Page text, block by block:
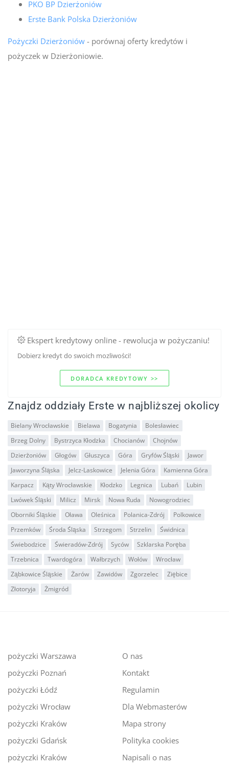
PKO BP Dzierżoniów
Erste Bank Polska Dzierżoniów
Pożyczki Dzierżoniów- porównaj oferty kredytów i
pożyczek w Dzierżoniowie.
Ekspert kredytowy online - rewolucja w pożyczaniu!
Dobierz kredyt do swoich mozliwości!
DORADCA KREDYTOWY >>
Znajdz oddziały Erste w najbliższej okolicy
Bielany Wrocławskie Bielawa Bogatynia
Bolesławiec
Brzeg Dolny
Bystrzyca Kłodzka Chocianów
Chojnów
Dzierżoniów
Głogów Głuszyca Góra Gryfów Śląski
Jawor
Jaworzyna Śląska
Jelcz-Laskowice Jelenia Góra
Kamienna Góra
Karpacz
Kąty Wrocławskie Kłodzko Legnica Lubań
Lubin
Lwówek Śląski
Milicz Mirsk Nowa Ruda
Nowogrodziec
Oborniki Śląskie
Oława Oleśnica Polanica-Zdrój
Polkowice
Przemków
Środa Śląska Strzegom Strzelin
Świdnica
Świebodzice
Świeradów-Zdrój Syców
Szklarska Poręba
Trzebnica
Twardogóra Wałbrzych Wołów
Wrocław
Ząbkowice Śląskie
Żarów Zawidów Zgorzelec
Ziębice
Złotoryja
Żmigród
pożyczki Warszawa
pożyczki Poznań
pożyczki Łódź
pożyczki Wrocław
pożyczki Kraków
pożyczki Gdańsk
pożyczki Kraków
O nas
Kontakt
Regulamin
Dla Webmasterów
Mapa strony
Polityka cookies
Napisali o nas